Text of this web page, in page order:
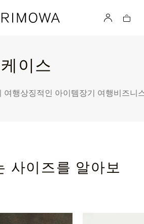
이스
여행상징적인 아이템장기 여행비즈니
사이즈를 알아보